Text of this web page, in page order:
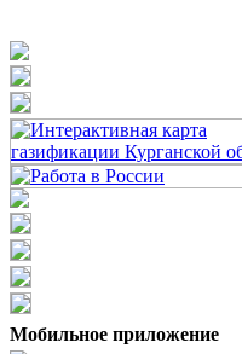
Мобильное приложение